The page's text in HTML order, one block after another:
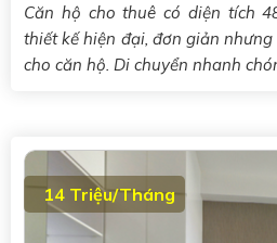
Căn hộ cho thuê có diện tích
thiết kế hiện đại, đơn giản
cho căn hộ. Di chuyển nhanh
14 Triệu/Tháng